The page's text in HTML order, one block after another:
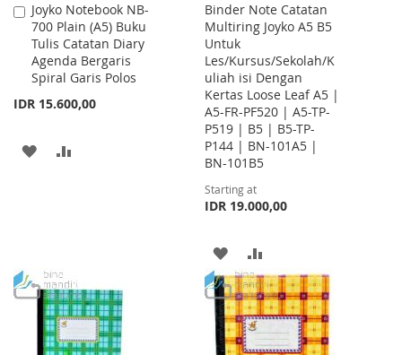
Joyko Notebook NB-
700 Plain (A5) Buku
Tulis Catatan Diary
Agenda Bergaris
Spiral Garis Polos
IDR 15.600,00
Add
to
Cart
ADD
Binder Note Catatan
Multiring Joyko A5 B5
Untuk
Les/Kursus/Sekolah/K
uliah isi Dengan
Kertas Loose Leaf A5 |
A5-FR-PF520 | A5-TP-
P519 | B5 | B5-TP-
P144 | BN-101A5 |
BN-101B5
Starting at
IDR 19.000,00
ADD
TO
WISH
LIST
TO
COMPARE